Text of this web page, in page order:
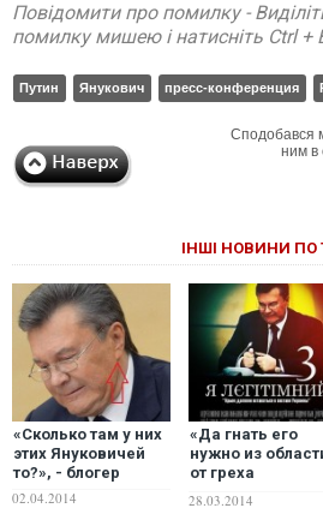
Повідомити про помилку -
помилку мишею і натисніть Ctrl +
Путин Янукович пресс-конференция
Сподобався
ним в
ІНШІ НОВИНИ ПО
«Сколько там у них
этих Януковичей
то?», - блогер
02.04.2014
«Да гнать его
нужно из
от греха
ростовчане
28.03.2014